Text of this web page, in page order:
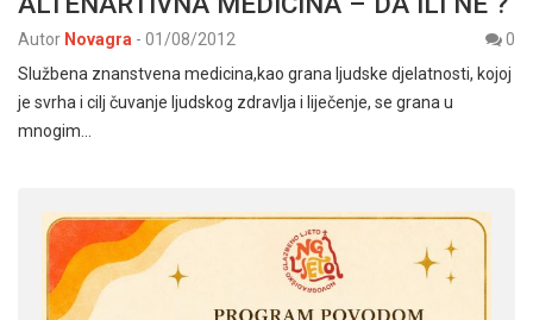
Autor Novagra - 01/08/2012
0
Službena znanstvena medicina,kao grana ljudske djelatnosti, kojoj
je svrha i cilj čuvanje ljudskog zdravlja i liječenje, se grana u
mnogim…